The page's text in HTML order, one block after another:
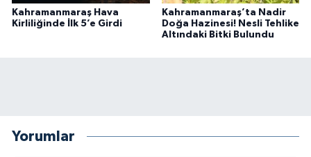
Kahramanmaraş Hava
Kirliliğinde İlk 5’e Girdi
Kahramanmaraş’ta Nadir
Doğa Hazinesi! Nesli Tehlike
Altındaki Bitki Bulundu
Yorumlar